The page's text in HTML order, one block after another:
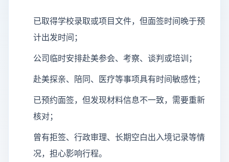
已取得学校录取或项目文件，但面签时间晚于预
计出发时间；
公司临时安排赴美参会、考察、谈判或培训；
赴美探亲、陪同、医疗等事项具有时间敏感性；
已预约面签，但发现材料信息不一致，需要重新
核对；
曾有拒签、行政审理、长期空白出入境记录等情
况，担心影响行程。